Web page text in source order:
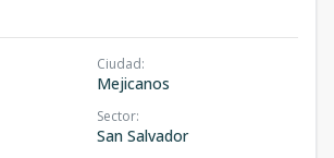
Ciudad:
Mejicanos
Sector:
San Salvador